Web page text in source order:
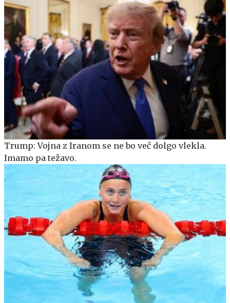
Trump: Vojna z Iranom se ne bo več dolgo vlekla.
Imamo pa težavo.